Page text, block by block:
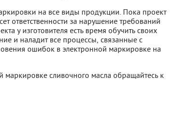
на все виды продукции. Пока проект
ответственности за нарушение требований
у изготовителя есть время обучить своих
и наладит все процессы, связанные с
ошибок в электронной маркировке на
сливочного масла обращайтесь к